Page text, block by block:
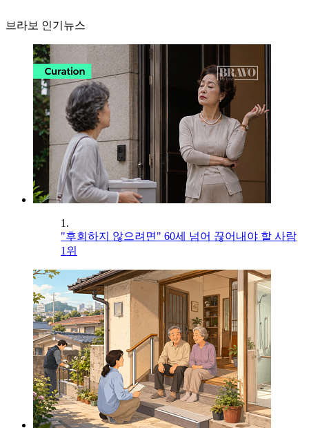
브라보 인기뉴스
1.
"후회하지 않으려면" 60세 넘어 끊어내야 할 사람
1위